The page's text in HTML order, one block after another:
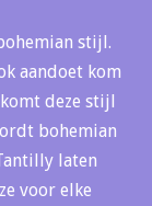
stijl.
aandoet kom
deze stijl
bohemian
laten
voor elke